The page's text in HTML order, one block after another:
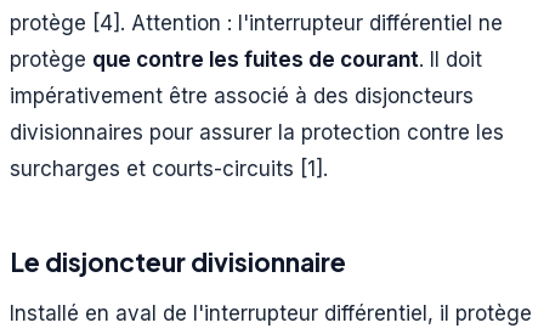
protège [4]. Attention : l'interrupteur différentiel ne
protège que contre les fuites de courant. Il doit
impérativement être associé à des disjoncteurs
divisionnaires pour assurer la protection contre les
surcharges et courts-circuits [1].
Le disjoncteur divisionnaire
Installé en aval de l'interrupteur différentiel, il protège